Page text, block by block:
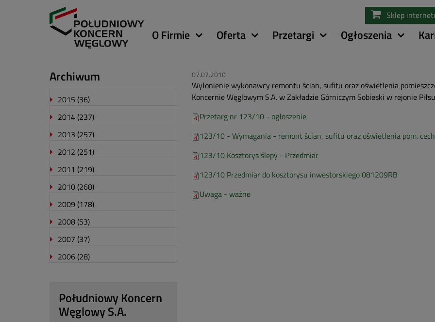
treści
Sklep
Główna
O Firmie Oferta Przetargi Ogłoszenia
07.07.2010
Wyłonienie wykonawcy remontu ścian, sufitu oraz oświetlenia
Koncernie Węglowym S.A. w Zakładzie Górniczym Sobieski w rejonie
Przetarg nr 123/10 - ogłoszenie
123/10 - Wymagania - remont ścian, sufitu oraz oświetlenia pom.
123/10 Kosztorys ślepy - Przedmiar
123/10 Przedmiar do kosztorysu inwestorskiego 081209RB
Uwaga - ważne
Archiwum
2015 (36)
2014 (237)
2013 (257)
2012 (251)
2011 (219)
2010 (268)
2009 (178)
2008 (53)
2007 (37)
2006 (28)
Południowy Koncern
Węglowy S.A.